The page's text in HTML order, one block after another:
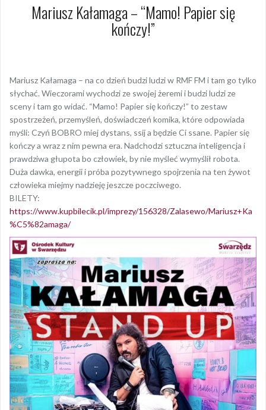
Mariusz Kałamaga – “Mamo! Papier się
kończy!”
Mariusz Kałamaga – na co dzień budzi ludzi w RMF FM i tam go tylko
słychać. Wieczorami wychodzi ze swojej żeremi i budzi ludzi ze
sceny i tam go widać. “Mamo! Papier się kończy!” to zestaw
spostrzeżeń, przemyśleń, doświadczeń komika, które odpowiada
myśli: Czyń BOBRO miej dystans, ssij a będzie Ci ssane. Papier się
kończy a wraz z nim pewna era. Nadchodzi sztuczna inteligencja i
prawdziwa głupota bo człowiek, by nie myśleć wymyślił robota.
Duża dawka, energii i próba pozytywnego spojrzenia na ten żywot
człowieka miejmy nadzieję jeszcze poczciwego.
BILETY:
https://www.kupbilecik.pl/imprezy/156328/Zalasewo/Mariusz+Ka
%C5%82amaga/